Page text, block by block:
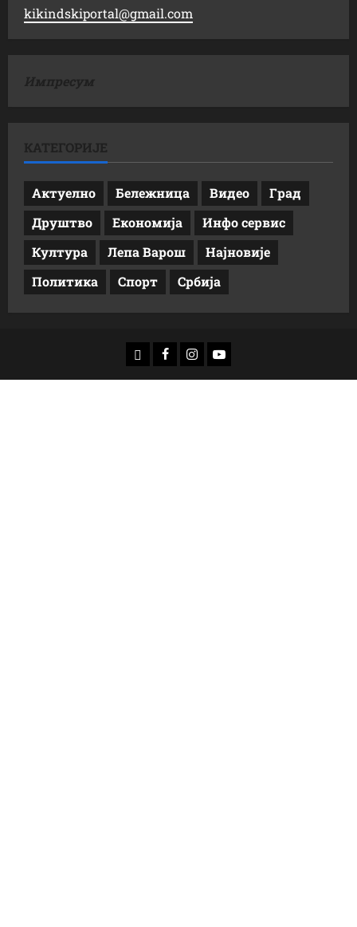
kikindskiportal@gmail.com
Импресум
КАТЕГОРИЈЕ
Актуелно Бележница Видео
Град
Друштво
Економија
Инфо сервис
Култура
Лепа Варош
Најновије
Политика
Спорт Србија
доwнлоад
Фацебоок
Инстаграм
Yоутубе